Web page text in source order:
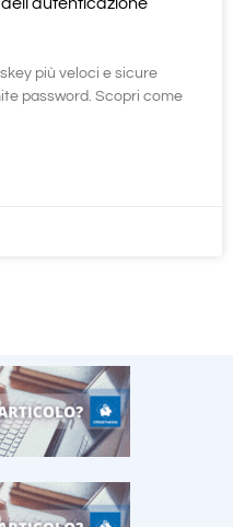
più veloci e sicure
password. Scopri come